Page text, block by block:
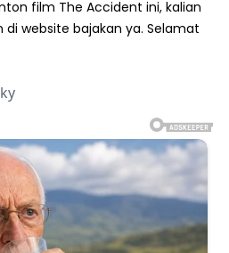
film The Accident ini, kalian
website bajakan ya. Selamat